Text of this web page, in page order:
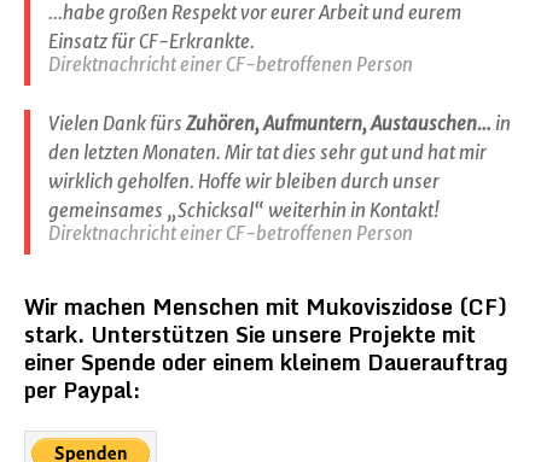
...habe großen Respekt vor eurer Arbeit und eurem
Einsatz für CF-Erkrankte.
Direktnachricht einer CF-betroffenen Person
Vielen Dank fürs Zuhören, Aufmuntern, Austauschen… in
den letzten Monaten. Mir tat dies sehr gut und hat mir
wirklich geholfen. Hoffe wir bleiben durch unser
gemeinsames „Schicksal“ weiterhin in Kontakt!
Direktnachricht einer CF-betroffenen Person
Wir machen Menschen mit Mukoviszidose (CF)
stark. Unterstützen Sie unsere Projekte mit
einer Spende oder einem kleinem Dauerauftrag
per Paypal: